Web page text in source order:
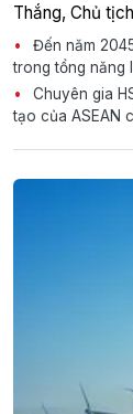
Thắng, Chủ
Đến năm
trong tổng năng
Chuyên gia
tạo của ASEAN